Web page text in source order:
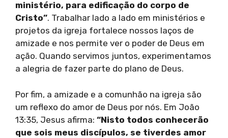
ministério, para edificação do corpo de
Cristo”. Trabalhar lado a lado em ministérios e
projetos da igreja fortalece nossos laços de
amizade e nos permite ver o poder de Deus em
ação. Quando servimos juntos, experimentamos
a alegria de fazer parte do plano de Deus.
Por fim, a amizade e a comunhão na igreja são
um reflexo do amor de Deus por nós. Em João
13:35, Jesus afirma: “Nisto todos conhecerão
que sois meus discípulos, se tiverdes amor